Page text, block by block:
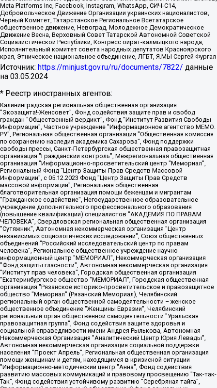
Meta Platforms Inc, Facebook, Instagram, WhatsApp, СИЧ-С14,
Добровольческое Движение Организации украинских националистов,
Черный Комитет, Татарстанское Региональное Всетатарское
общественное движение, Невоград, Молодежное Демократическое
Движение Весна, Верховный Совет Татарской Автономной Советской
Социалистической Республики, Конгресс ойрат-калмыцкого народа,
Исполнительный комитет совета народных депутатов Красноярского
края, Этническое национальное объединение, ЛГБТ, Я.МЫ Сергей Фургал
Источник: https://minjust.gov.ru/ru/documents/7822/ данные
на 03.05.2024
* Реестр иностранных агентов:
Калининградская региональная общественная организация "Экозащита!-Женсовет", Фонд содействия защите прав и свобод граждан "Общественный вердикт", Фонд "Институт Развития Свободы Информации", Частное учреждение "Информационное агентство МЕМО. РУ", Региональная общественная организация "Общественная комиссия по сохранению наследия академика Сахарова", Фонд поддержки свободы прессы, Санкт-Петербургская общественная правозащитная организация "Гражданский контроль", Межрегиональная общественная организация "Информационно-просветительский центр "Мемориал", Региональный Фонд "Центр Защиты Прав Средств Массовой Информации", с 05.12.2023 Фонд "Центр Защиты Прав Средств массовой информации", Региональная общественная благотворительная организация помощи беженцам и мигрантам "Гражданское содействие", Негосударственное образовательное учреждение дополнительного профессионального образования (повышение квалификации) специалистов "АКАДЕМИЯ ПО ПРАВАМ ЧЕЛОВЕКА", Свердловская региональная общественная организация "Сутяжник", Автономная некоммерческая организация "Центр независимых социологических исследований", Союз общественных объединений "Российский исследовательский центр по правам человека", Региональное общественное учреждение научно-информационный центр "МЕМОРИАЛ", Некоммерческая организация "Фонд защиты гласности", Автономная некоммерческая организация "Институт прав человека", Городская общественная организация "Екатеринбургское общество "МЕМОРИАЛ", Городская общественная организация "Рязанское историко-просветительское и правозащитное общество "Мемориал" (Рязанский Мемориал), Челябинский региональный орган общественной самодеятельности – женское общественное объединение "Женщины Евразии", Челябинский региональный орган общественной самодеятельности "Уральская правозащитная группа", Фонд содействия защите здоровья и социальной справедливости имени Андрея Рылькова, Автономная Некоммерческая Организация "Аналитический Центр Юрия Левады", Автономная некоммерческая организация социальной поддержки населения "Проект Апрель", Региональная общественная организация помощи женщинам и детям, находящимся в кризисной ситуации "Информационно-методический центр "Анна", Фонд содействия развитию массовых коммуникаций и правовому просвещению "Так-так-Так", Фонд содействия устойчивому развитию "Серебряная тайга", Свердловский региональный общественный фонд социальных проектов "Новое время", "Idel.Реалии", Кавказ.Реалии, Крым.Реалии, Телеканал Настоящее Время, Татаро-башкирская служба Радио Свобода (Azatliq Radiosi), Радио Свободная Европа/Радио Свобода (PCE/PC), "Сибирь.Реалии", "Фактограф", Благотворительный фонд помощи осужденным и их семьям, Автономная некоммерческая организация "Институт глобализации и социальных движений", Фонд "В защиту прав заключенных", Частное учреждение "Центр поддержки и содействия развитию средств массовой информации", Пензенский региональный общественный благотворительный фонд "Гражданский союз", "Север.Реалии", Некоммерческая организация Фонд "Правовая инициатива", Общество с ограниченной ответственностью "Радио Свободная Европа/Радио Свобода", Чешское информационное агентство "MEDIUM-ORIENT", Красноярская региональная общественная организация "Мы против СПИДа", Камалягин Денис Николаевич, Маркелов Сергей Евгеньевич, Пономарев Лев Александрович, Савицкая Людмила Алексеевна, Автономная некоммерческая организация "Центр по работе с проблемой насилия "НАСИЛИЮ.НЕТ", Межрегиональный профессиональный союз работников здравоохранения "Альянс врачей", Юридическое лицо, зарегистрированное в Латвийской Республике, SIA "Medusa Project" (регистрационный номер 40103797863, дата регистрации 10.06.2014), Некоммерческая организация "Фонд по борьбе с коррупцией", Автономная некоммерческая организация "Институт права и публичной политики", Баданин Роман Сергеевич, Гликин Максим Александрович, Железнова Мария Михайловна, Лукьянова Юлия Сергеевна, Маетная Елизавета Витальевна, Маняхин Петр Борисович, Чуракова Ольга Владимировна, Ярош Юлия Петровна, Юридическое лицо "The Insider SIA", зарегистрированное в Риге, Латвийская Республика (дата регистрации 26.06.2015), являющееся администратором доменного имени интернет-издания "The Insider SIA", https://theins.ru, Постернак Алексей Евгеньевич, Рубин Михаил Аркадьевич, Анин Роман Александрович, Юридическое лицо Istories fonds, зарегистрированное в Латвийской Республике (регистрационный номер 50008295751, дата регистрации 24.02.2020), Великовский Дмитрий Александрович, Долинина Ирина Николаевна, Мароховская Алеся Алексеевна, Шлейнов Роман Юрьевич, Шмагун Олеся Валентиновна, Общество с ограниченной ответственностью "Альтаир 2021", Общество с ограниченной ответственностью "Вега 2021", Общество с ограниченной ответственностью "Главный редактор 2021", Общество с ограниченной ответственностью "Ромашки монолит", Важенков Артем Валерьевич, Ивановская областная общественная организация "Центр гендерных исследований", Гурман Юрий Альбертович, Медиапроект "ОВД-Инфо", Егоров Владимир Владимирович, Жилинский Владимир Александрович, Общество с ограниченной ответственностью "ЗП", Иванова София Юрьевна, Карезина Инна Павловна, Кильтау Екатерина Викторовна, Петров Алексей Викторович, Пискунов Сергей Евгеньевич, Смирнов Сергей Сергеевич, Тихонов Михаил Сергеевич, Общество с ограниченной ответственностью "ЖУРНАЛИСТ-ИНОСТРАННЫЙ АГЕНТ", Арапова Галина Юрьевна, Вольтская Татьяна Анатольевна, Американская компания "Mason G.E.S. Anonymous Foundation" (США), являющаяся владельцем интернет-издания https://mnews.world/, Компания "Stichting Bellingcat", зарегистрированная в Нидерландах (дата регистрации 11.07.2018), Захаров Андрей Вячеславович, Клепиковская Екатерина Дмитриевна, Общество с ограниченной ответственностью "МЕМО", Перл Роман Александрович, Симонов Евгений Алексеевич, Соловьева Елена Анатольевна, Сотников Даниил Владимирович, Сурначева Елизавета Дмитриевна, Автономная некоммерческая организация по защите прав человека и информированию населения "Якутия – Наше Мнение", Общество с ограниченной ответственностью "Москоу диджитал медиа", с 26.01.2023 Общество с ограниченной ответственностью "Чайка Белые сады", Ветошкина Валерия Валерьевна, Заговора Максим Александрович, Межрегиональное общественное движение "Российская ЛГБТ - сеть", Оленичев Максим Владимирович, Павлов Иван Юрьевич, Скворцова Елена Сергеевна, Общество с ограниченной ответственностью "Как бы инагент", Кочетков Игорь Викторович, Общество с ограниченной ответственностью "Честные выборы", Еланчик Олег Александрович, Общество с ограниченной ответственностью "Нобелевский призыв", Гималова Регина Эмилевна, Григорьев Андрей Валерьевич, Григорьева Алина Александровна, Ассоциация по содействию защите прав призывников, альтернативнослужащих и военнослужащих "Правозащитная группа "Гражданин.Армия.Право", Хисамова Регина Фаритовна, Автономная некоммерческая организация по реализации социально-правовых программ "Лилит", Дальневосточное общественное движение "Маяк", Санкт-Петербургская ЛГБТ-инициативная группа "Выход", Инициативная группа ЛГБТ+ "Реверс", Алексеев Андрей Викторович, Бекбулатова Таисия Львовна, Беляев Иван Михайлович, Владыкина Елена Сергеевна, Гельман Марат Александрович, Никульшина Вероника Юрьевна, Толоконникова Надежда Андреевна, Шендерович Виктор Анатольевич, Общество с ограниченной ответственностью "Данное сообщение", Общество с ограниченной ответственностью Издательский дом "Новая глава", Айнбиндер Александра Александровна, Московский комьюнити-центр для ЛГБТ+инициатив, Благотворительный фонд развития филантропии, Deutsche Welle (Германия, Kurt-Schumacher-Strasse 3, 53113 Bonn), Борзунова Мария Михайловна, Воробьев Виктор Викторович, Голубева Анна Львовна, Константинова Алла Михайловна, Малкова Ирина Владимировна, Мурадов Мурад Абдулгалимович, Осетинская Елизавета Николаевна, Понасенков Евгений Николаевич, Ганапольский Матвей Юрьевич, Киселев Евгений Алексеевич, Борухович Ирина Григорьевна, Дремин Иван Тимофеевич, Дубровский Дмитрий Викторович, Красноярская региональная общественная организация поддержки и развития альтернативных образовательных технологий и межкультурных коммуникаций "ИНТЕРРА", Маяковская Екатерина Алексеевна, Фейгин Марк Захарович, Филимонов Андрей Викторович, Дзугкоева Регина Николаевна, Доброхотов Роман Александрович, Дудь Юрий Александрович, Елкин Сергей Владимирович, Кругликов Кирилл Игоревич, Сабунаева Мария Леонидовна, Семенов Алексей Владимирович, Шаинян Карен Багратович, Шульман Екатерина Михайловна, Асафьев Артур Валерьевич, Вахштайн Виктор Семенович, Венедиктов Алексей Алексеевич, Лушникова Екатерина Евгеньевна, Волков Леонид Михайлович, Невзоров Александр Глебович, Пархоменко Сергей Борисович, Сироткин Ярослав Николаевич, Кара-Мурза Владимир Владимирович, Баранова Наталья Владимировна, Гозман Леонид Яковлевич, Кагарлицкий Борис Юльевич, Климарев Михаил Валерьевич, Милов Владимир Станиславович, Автономная некоммерческая организация Краснодарский центр современного искусства "Типография", Моргенштерн Алишер Тагирович, Соболь Любовь Эдуардовна, Общество с ограниченной ответственностью "ЛИЗА НОРМ", Каспаров Гарри Кимович, Ходорковский Михаил Борисович, Общество с ограниченной ответственностью "Апрельские тезисы", Данилович Ирина Брониславовна, Кашин Олег Владимирович, Петров Николай Владимирович, Пивоваров Алексей Владимирович, Соколов Михаил Владимирович, Цветкова Юлия Владимировна, Чичваркин Евгений Александрович, Комитет против пыток/Команда против пыток, Общество с ограниченной ответственностью "Первый научный", Общество с ограниченной ответственностью "Вертолет и ко", Белоцерковская Вероника Борисовна, Кац Максим Евгеньевич, Лазарева Татьяна Юрьевна, Шаведдинов Руслан Табризович, Яшин Илья Валерьевич, Общество с ограниченной ответственностью "Иноагент ААВ", Алешковский Дмитрий Петрович, Альбац Евгения Марковна, Быков Дмитрий Львович, Галямина Юлия Евгеньевна, Лойко Сергей Леонидович, Мартынов Кирилл Константинович, Медведев Сергей Александрович, Крашенинников Федор Геннадиевич, Гордеева Катерина Вл